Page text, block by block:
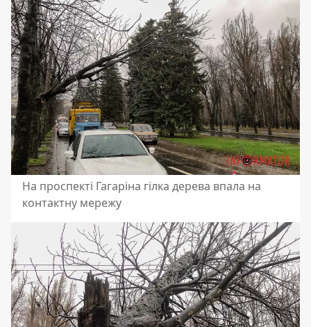
На проспекті Гагаріна гілка дерева впала на
контактну мережу